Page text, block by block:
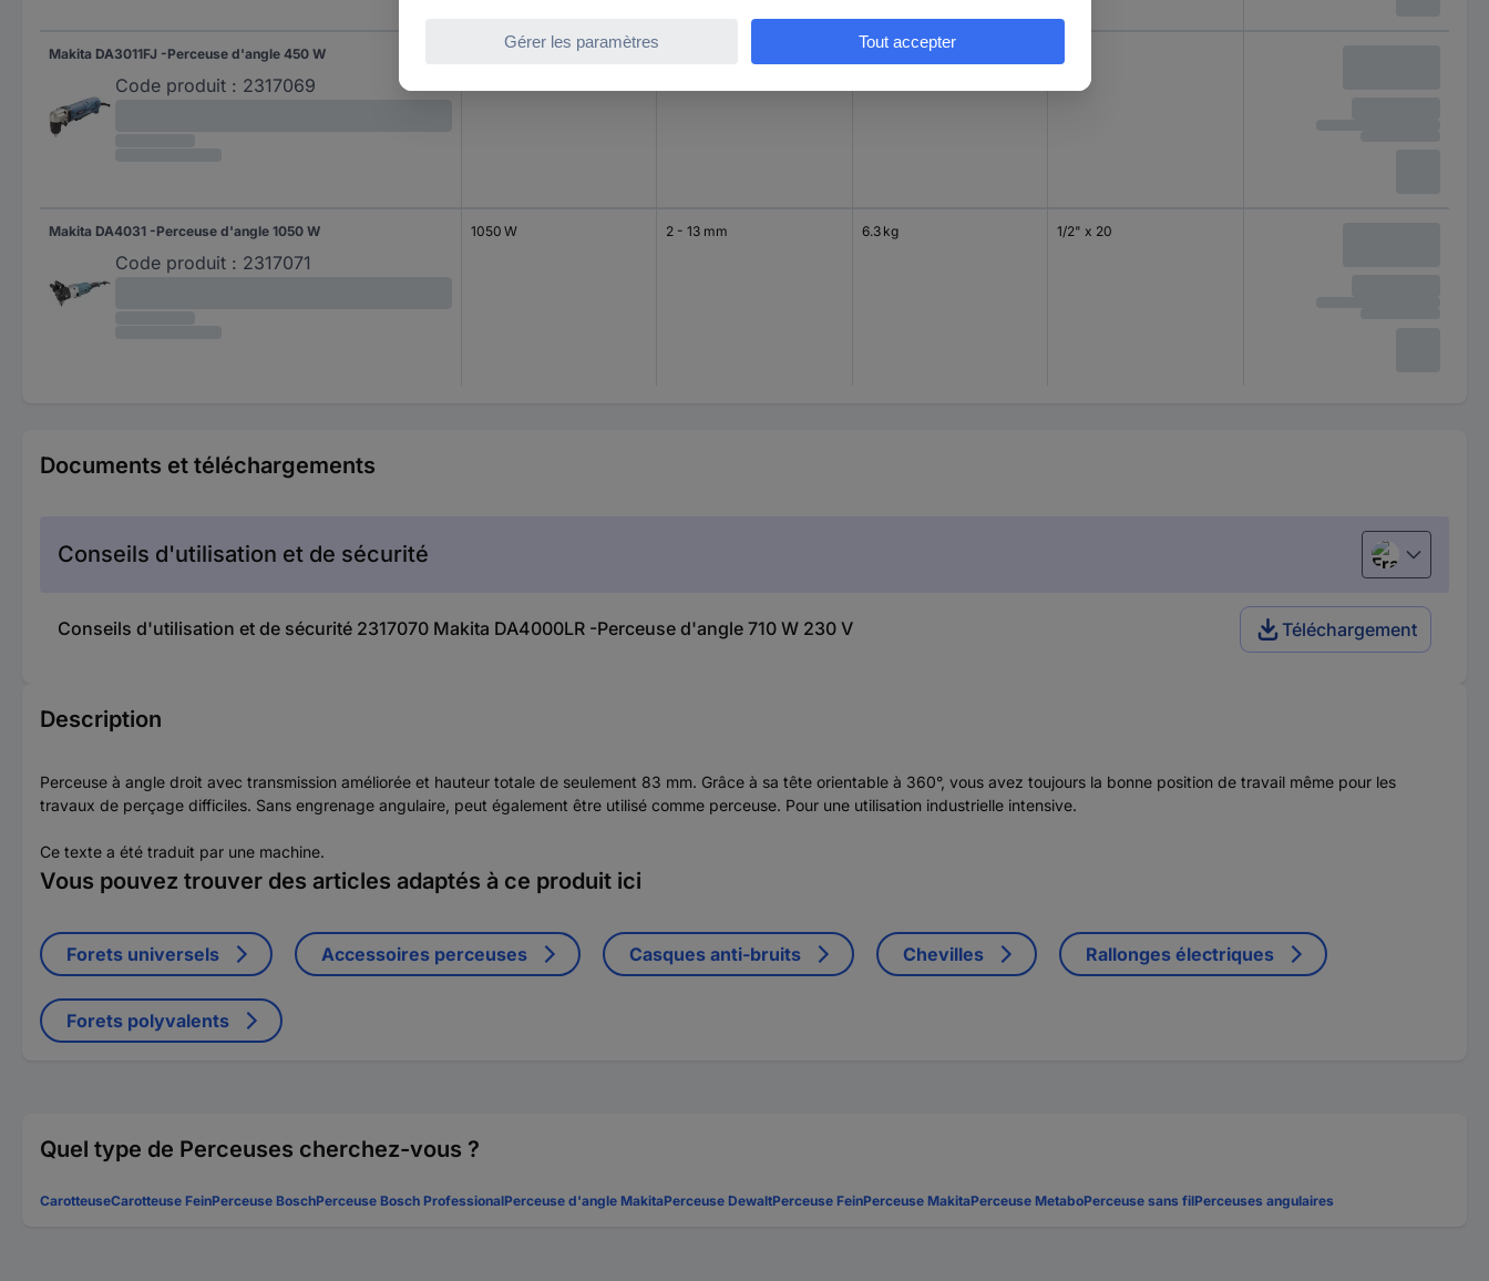
Makita DA3011FJ -Perceuse d'angle 450 W
Code produit : 2317069
450 W 1.6 kg
Makita DA4031 -Perceuse d'angle 1050 W
Code produit : 2317071
1050 W 2 - 13 mm 6.3 kg 1/2" x 20
Documents et téléchargements
Conseils d'utilisation et de sécurité Français
Conseils d'utilisation et de sécurité 2317070 Makita DA4000LR -Perceuse d'angle 710 W 230 V Téléchargement
Description
Perceuse à angle droit avec transmission améliorée et hauteur totale de seulement 83 mm. Grâce à sa tête orientable à 360°, vous avez toujours la bonne position de travail même pour les
travaux de perçage difficiles. Sans engrenage angulaire, peut également être utilisé comme perceuse. Pour une utilisation industrielle intensive.
Ce texte a été traduit par une machine.
Vous pouvez trouver des articles adaptés à ce produit ici
Forets universels Accessoires perceuses Casques anti-bruits Chevilles Rallonges électriques
Forets polyvalents
Quel type de Perceuses cherchez-vous ?
CarotteuseCarotteuse FeinPerceuse BoschPerceuse Bosch ProfessionalPerceuse d'angle MakitaPerceuse DewaltPerceuse FeinPerceuse MakitaPerceuse MetaboPerceuse sans filPerceuses angulaires